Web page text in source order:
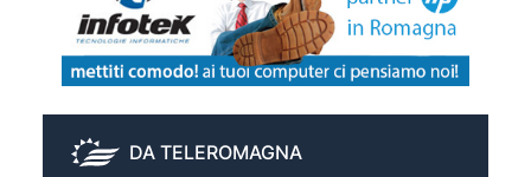
DA TELEROMAGNA